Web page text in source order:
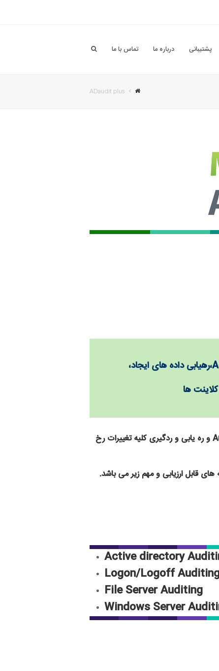
پشتیبانی درباره ما تماس با ما
ADaudit plus
،رهیابی داده های ایجاد،
ها
نرم افزار manage engine ADAudit plus یک مجموعه نرم افزاری عالی و کامل و بهترین راه کار جهت Auditing و ره یابی و ردگیری کلیه تغییرات رخ
Active directory
Logon/Logoff
File Server Auditing
Windows Server